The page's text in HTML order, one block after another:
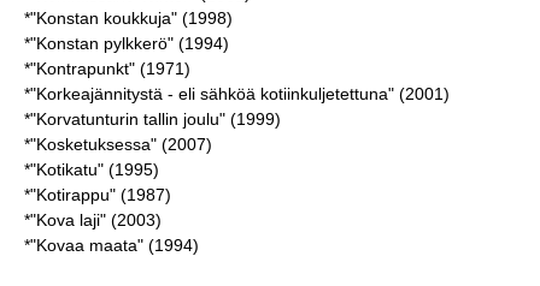
*"Konstan koukkuja" (1998)
*"Konstan pylkkerö" (1994)
*"Kontrapunkt" (1971)
*"Korkeajännitystä - eli sähköä kotiinkuljetettuna" (2001)
*"Korvatunturin tallin joulu" (1999)
*"Kosketuksessa" (2007)
*"Kotikatu" (1995)
*"Kotirappu" (1987)
*"Kova laji" (2003)
*"Kovaa maata" (1994)